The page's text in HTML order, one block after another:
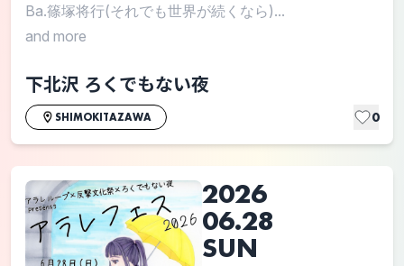
Ba.篠塚将行(それでも世界が続くなら)...
and more
下北沢 ろくでもない夜
SHIMOKITAZAWA 0
2026
06.28
SUN